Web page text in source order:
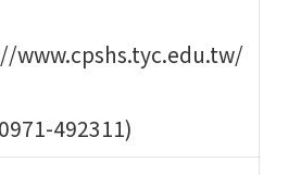
www.cpshs.tyc.edu.tw/
492311)